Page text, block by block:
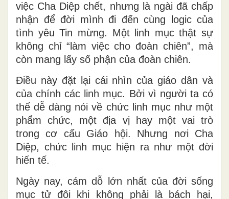
việc Cha Diệp chết, nhưng là ngài đã chấp
nhận để đời mình đi đến cùng logic của
tình yêu Tin mừng. Một linh mục thật sự
không chỉ “làm việc cho đoàn chiên”, mà
còn mang lấy số phận của đoàn chiên.
Điều này đặt lại cái nhìn của giáo dân và
của chính các linh mục. Bởi vì người ta có
thể dễ dàng nói về chức linh mục như một
phẩm chức, một địa vị hay một vai trò
trong cơ cấu Giáo hội. Nhưng nơi Cha
Diệp, chức linh mục hiện ra như một đời
hiến tế.
Ngày nay, cám dỗ lớn nhất của đời sống
mục tử đôi khi không phải là bách hại,